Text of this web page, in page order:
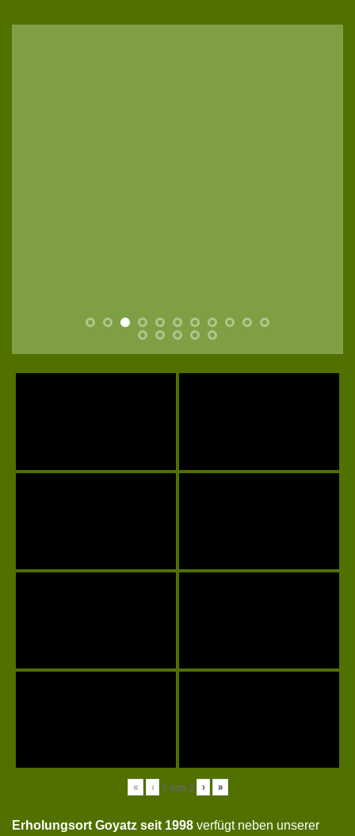
« ‹ 1 von 2 › »
Erholungsort Goyatz seit 1998 verfügt neben unserer